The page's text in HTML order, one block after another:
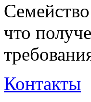
что
Контакты